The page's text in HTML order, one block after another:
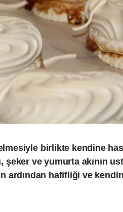
birlikte kendine
şeker ve yumurta akının
ardından hafifliği ve